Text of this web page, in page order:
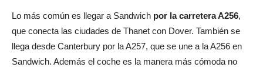
Lo más común es llegar a Sandwich por la carretera A256,
que conecta las ciudades de Thanet con Dover. También se
llega desde Canterbury por la A257, que se une a la A256 en
Sandwich. Además el coche es la manera más cómoda no